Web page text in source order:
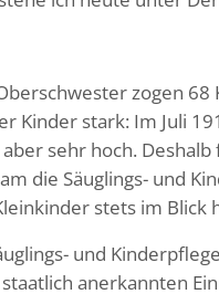
zogen 68
Kinder stark: Im Juli
sehr hoch.
die Säuglings- und
stets im Blick
und
anerkannten